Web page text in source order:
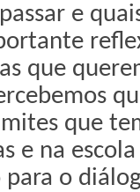
e
que
que
e na
o